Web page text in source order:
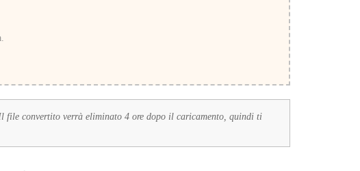
file convertito verrà eliminato 4 ore dopo il caricamento, quindi ti